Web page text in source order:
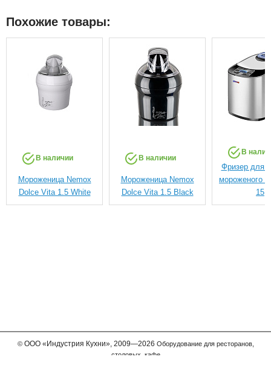
Похожие товары:
В наличии
Мороженица Nemox
Dolce Vita 1.5 White
В наличии
Мороженица Nemox
Dolce Vita 1.5 Black
В
Фризер для
мороженого
15
© ООО «Индустрия Кухни»,2009—2026 Оборудование для ресторанов,
столовых, кафе